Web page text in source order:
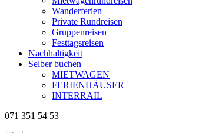
Wanderferien
Private Rundreisen
Gruppenreisen
Festtagsreisen
Nachhaltigkeit
Selber buchen
MIETWAGEN
FERIENHÄUSER
INTERRAIL
071 351 54 53